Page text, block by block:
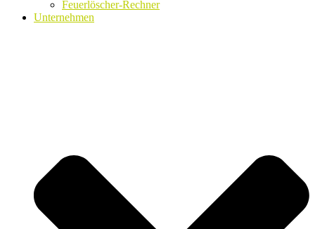
Feuerlöscher-Rechner
Unternehmen